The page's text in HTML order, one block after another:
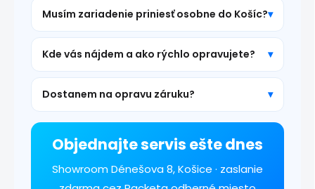
Musím zariadenie priniesť osobne do Košíc?
Kde vás nájdem a ako rýchlo opravujete?
Dostanem na opravu záruku?
Objednajte servis ešte dnes
Showroom Dénešova 8, Košice · zaslanie